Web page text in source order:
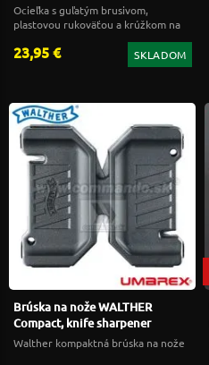
Ocieľka s guľatým brusivom,
plastovou rukoväťou a krúžkom na
23,95 € SKLADOM
Brúska na nože WALTHER
Compact, knife sharpener
Walther kompaktná brúska na nože